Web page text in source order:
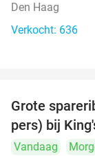
Den Haag
Verkocht: 636
Grote
pers) bij
Vandaag